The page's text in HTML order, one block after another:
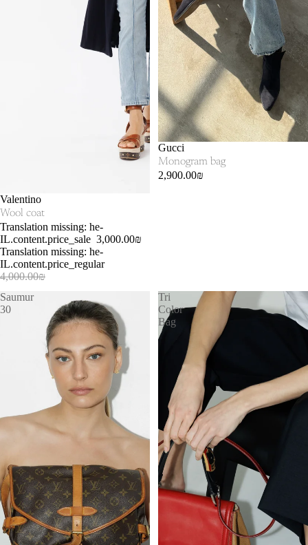
SALE
Valentino
Wool coat
Translation missing: he-
IL.content.price_sale 3,000.00₪
Translation missing: he-
IL.content.price_regular
4,000.00₪
SOLD OUT
Gucci
Monogram bag
2,900.00₪
Saumur
30
Tri
Color
Bag